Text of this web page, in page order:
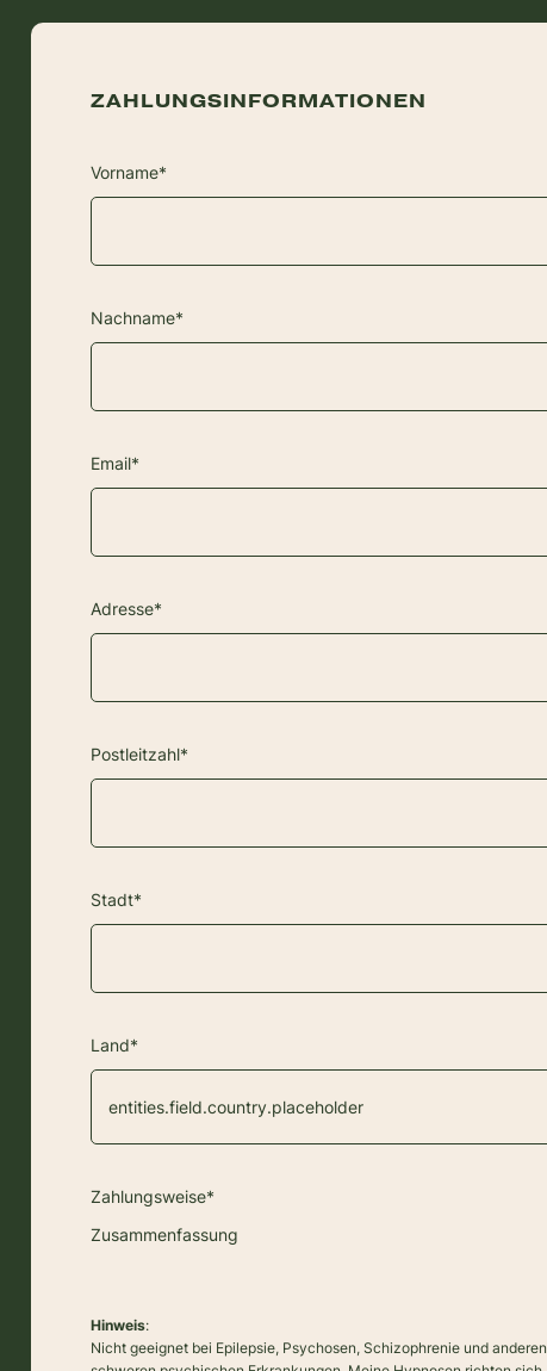
ZAHLUNGSINFORMATIONEN
Vorname*
Nachname*
Email*
Adresse*
Postleitzahl*
Stadt*
Land*
Zahlungsweise*
Zusammenfassung
Hinweis:
Nicht geeignet bei Epilepsie, Psychosen, Schizophrenie und anderen